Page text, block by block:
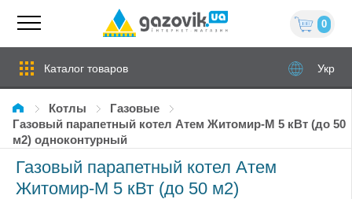
0
Каталог товаров Укр
Котлы
газовые
Газовый парапетный котел Атем Житомир-М 5 кВт (до 50
м2) одноконтурный
Газовый парапетный котел Атем
Житомир-М 5 кВт (до 50 м2)